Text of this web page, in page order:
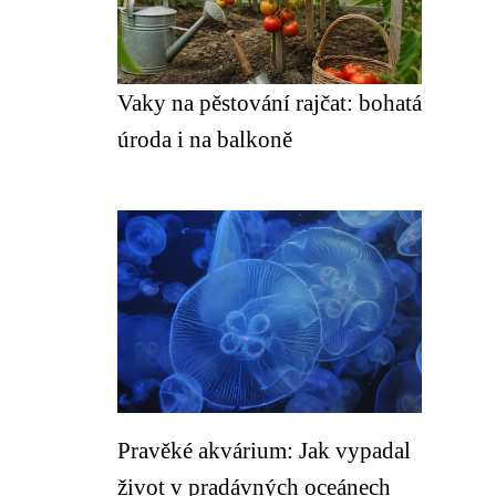
Vaky na pěstování rajčat: bohatá
úroda i na balkoně
Pravěké akvárium: Jak vypadal
život v pradávných oceánech